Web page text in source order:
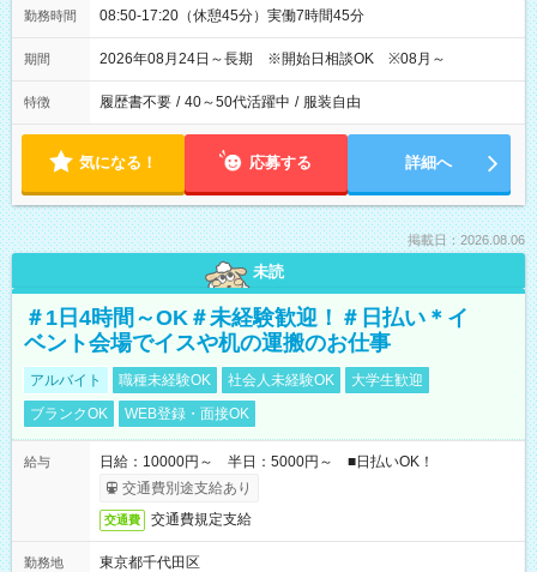
勤務時間 08:50-17:20（休憩45分）実働7時間45分
期間 2026年08月24日～長期 ※開始日相談OK ※08月～
特徴 履歴書不要 / 40～50代活躍中 / 服装自由
気になる！ 応募する 詳細へ
掲載日：2026.08.06
未読
＃1日4時間～OK＃未経験歓迎！＃日払い＊イ
ベント会場でイスや机の運搬のお仕事
アルバイト 職種未経験OK 社会人未経験OK
大学生歓迎
ブランクOK
WEB登録・面接OK
給与
日給：10000円～ 半日：5000円～ ■日払いOK！
交通費別途支給あり
交通費 交通費規定支給
勤務地
東京都千代田区